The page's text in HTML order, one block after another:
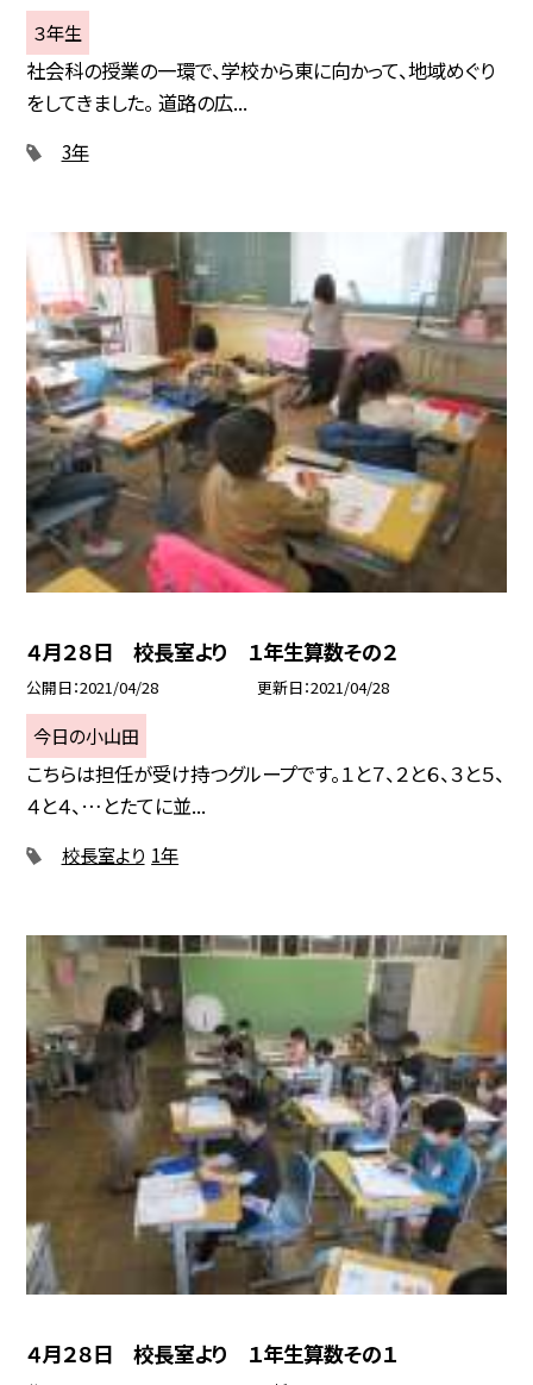
３年生
社会科の授業の一環で、学校から東に向かって、地域めぐり
をしてきました。 道路の広...
3年
４月２８日 校長室より １年生算数その２
公開日 2021/04/28 更新日 2021/04/28
今日の小山田
こちらは担任が受け持つグループです。１と７、２と６、３と５、
４と４、…とたてに並...
校長室より 1年
４月２８日 校長室より １年生算数その１